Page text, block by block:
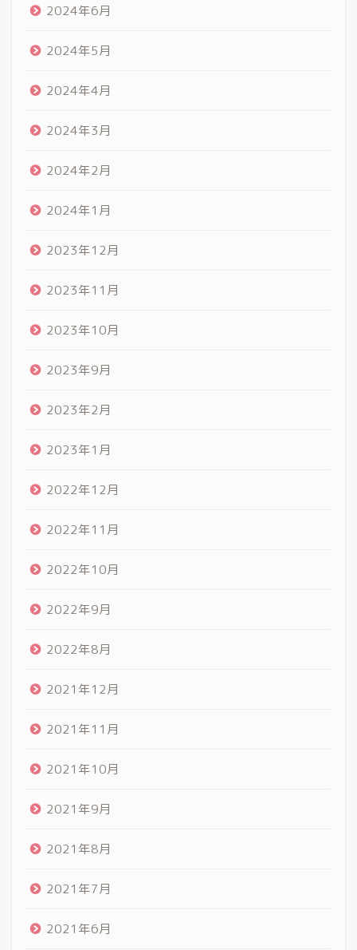
2024年6月
2024年5月
2024年4月
2024年3月
2024年2月
2024年1月
2023年12月
2023年11月
2023年10月
2023年9月
2023年2月
2023年1月
2022年12月
2022年11月
2022年10月
2022年9月
2022年8月
2021年12月
2021年11月
2021年10月
2021年9月
2021年8月
2021年7月
2021年6月